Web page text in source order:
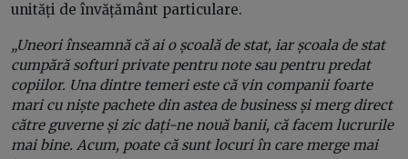
unități de învățământ particulare.
„Uneori înseamnă că ai o școală de stat, iar școala de stat
cumpără softuri private pentru note sau pentru predat
copiilor. Una dintre temeri este că vin companii foarte
mari cu niște pachete din astea de business și merg direct
către guverne și zic dați-ne nouă banii, că facem lucrurile
mai bine. Acum, poate că sunt locuri în care merge mai